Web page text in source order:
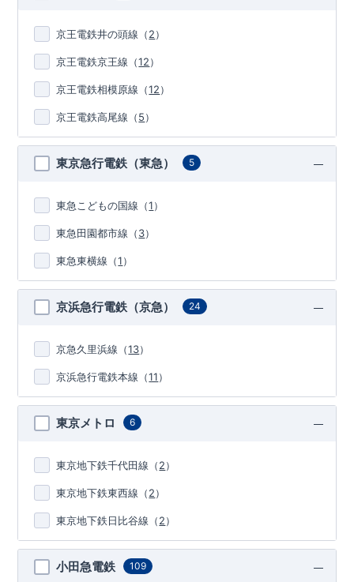
京王電鉄井の頭線 （2）
京王電鉄京王線 （12）
京王電鉄相模原線 （12）
京王電鉄高尾線 （5）
東京急行電鉄（東急） 5
東急こどもの国線 （1）
東急田園都市線 （3）
東急東横線 （1）
京浜急行電鉄（京急） 24
京急久里浜線 （13）
京浜急行電鉄本線 （11）
東京メトロ 6
東京地下鉄千代田線 （2）
東京地下鉄東西線 （2）
東京地下鉄日比谷線 （2）
小田急電鉄 109